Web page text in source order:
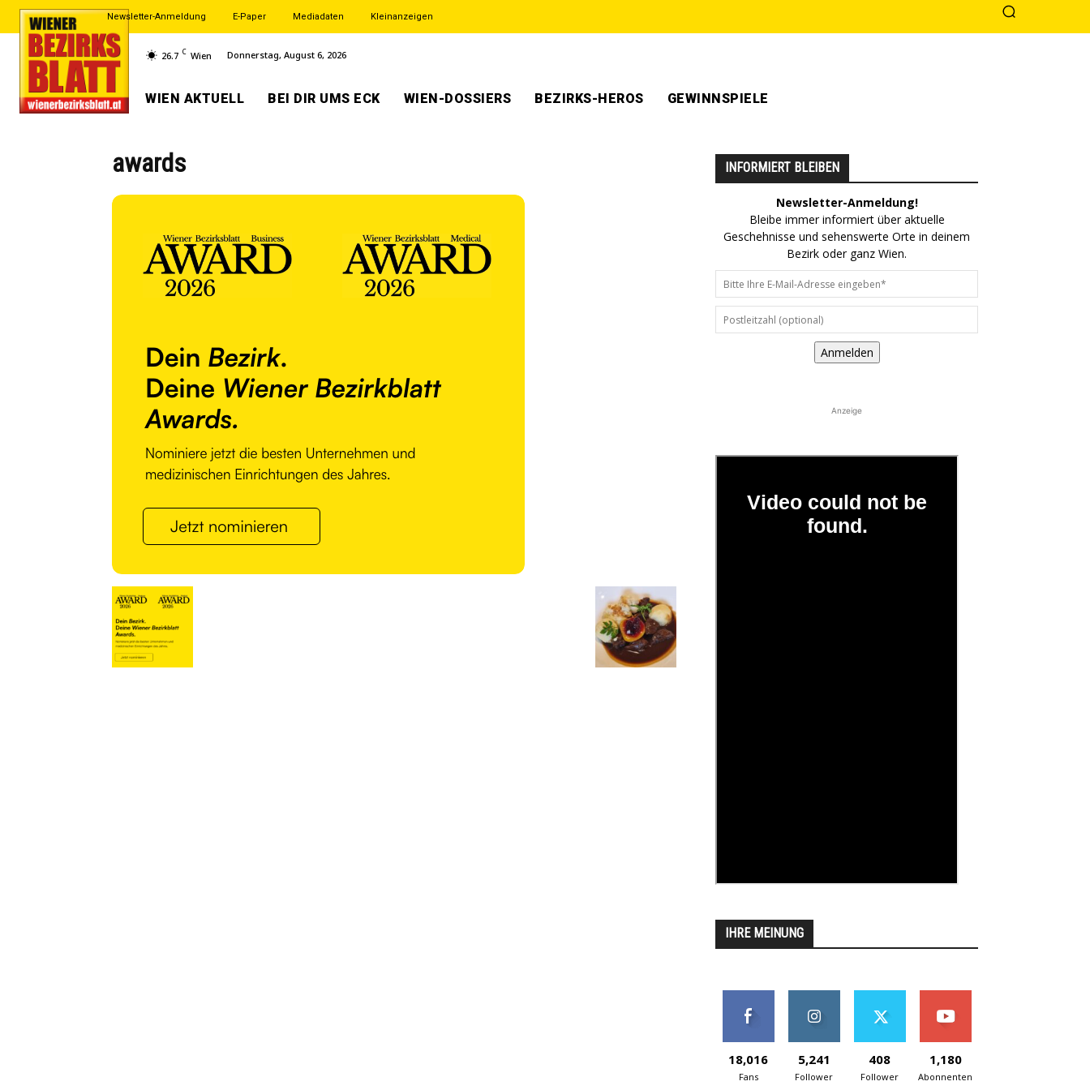
Newsletter-Anmeldung E-Paper Mediadaten Kleinanzeigen
26.7 C Wien Donnerstag, August 6, 2026
WIEN AKTUELL BEI DIR UMS ECK WIEN-DOSSIERS BEZIRKS-HEROS GEWINNSPIELE
awards INFORMIERT BLEIBEN
Newsletter-Anmeldung!
Bleibe immer informiert über aktuelle
Geschehnisse und sehenswerte Orte in deinem
Bezirk oder ganz Wien.
Anmelden
Anzeige
IHRE MEINUNG
18,016
Fans
5,241
Follower
408
Follower
1,180
Abonnenten